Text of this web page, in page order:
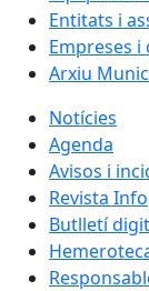
Entitats i
Empreses i
Arxiu
Notícies
Agenda
Avisos i
Revista
Butlletí